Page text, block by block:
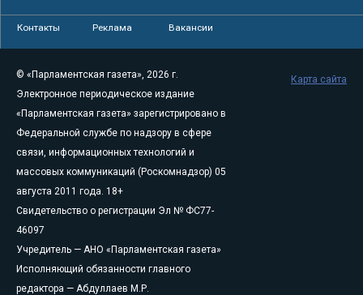
Контакты Реклама Вакансии
© «Парламентская газета», 2026 г.
Электронное периодическое издание
«Парламентская газета» зарегистрировано в
Федеральной службе по надзору в сфере
связи, информационных технологий и
массовых коммуникаций (Роскомнадзор) 05
августа 2011 года. 18+
Свидетельство о регистрации Эл № ФС77-
46097
Учредитель — АНО «Парламентская газета»
Исполняющий обязанности главного
редактора — Абдуллаев М.Р.
Карта сайта